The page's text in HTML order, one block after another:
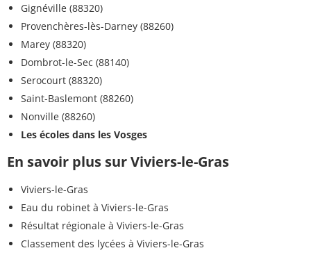
Gignéville (88320)
Provenchères-lès-Darney (88260)
Marey (88320)
Dombrot-le-Sec (88140)
Serocourt (88320)
Saint-Baslemont (88260)
Nonville (88260)
Les écoles dans les Vosges
En savoir plus sur Viviers-le-Gras
Viviers-le-Gras
Eau du robinet à Viviers-le-Gras
Résultat régionale à Viviers-le-Gras
Classement des lycées à Viviers-le-Gras